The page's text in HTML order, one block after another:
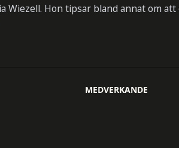
Wiezell. Hon tipsar bland annat om
MEDVERKANDE